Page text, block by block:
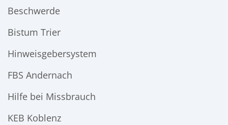
Beschwerde
Bistum Trier
Hinweisgebersystem
FBS Andernach
Hilfe bei Missbrauch
KEB Koblenz